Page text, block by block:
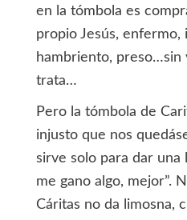
en la tómbola es
propio Jesús, enfermo,
hambriento, preso…sin
trata…
Pero la tómbola de
injusto que nos
sirve solo para dar una
me gano algo, mejor”.
Cáritas no da limosna,